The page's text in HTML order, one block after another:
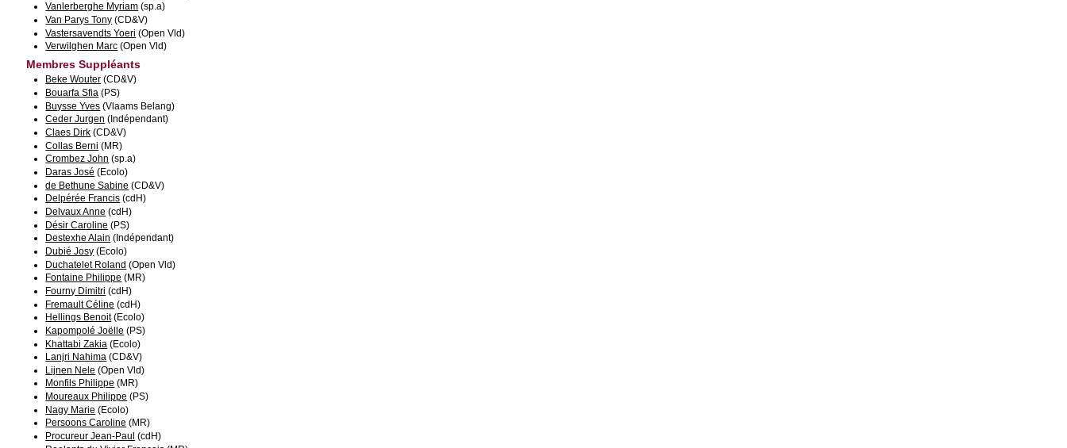
Vanlerberghe Myriam (sp.a)
Van Parys Tony (CD&V)
Vastersavendts Yoeri (Open Vld)
Verwilghen Marc (Open Vld)
Membres Suppléants
Beke Wouter (CD&V)
Bouarfa Sfia (PS)
Buysse Yves (Vlaams Belang)
Ceder Jurgen (Indépendant)
Claes Dirk (CD&V)
Collas Berni (MR)
Crombez John (sp.a)
Daras José (Ecolo)
de Bethune Sabine (CD&V)
Delpérée Francis (cdH)
Delvaux Anne (cdH)
Désir Caroline (PS)
Destexhe Alain (Indépendant)
Dubié Josy (Ecolo)
Duchatelet Roland (Open Vld)
Fontaine Philippe (MR)
Fourny Dimitri (cdH)
Fremault Céline (cdH)
Hellings Benoit(Ecolo)
Kapompolé Joëlle (PS)
Khattabi Zakia (Ecolo)
Lanjri Nahima (CD&V)
Lijnen Nele (Open Vld)
Monfils Philippe (MR)
Moureaux Philippe (PS)
Nagy Marie (Ecolo)
Persoons Caroline (MR)
Procureur Jean-Paul (cdH)